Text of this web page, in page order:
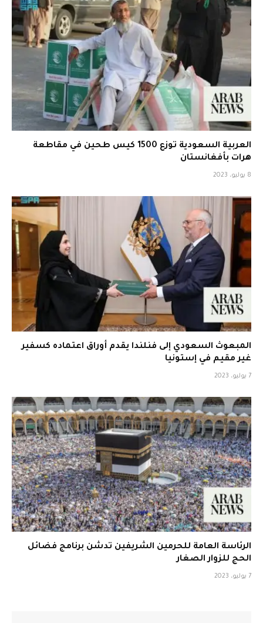
العربية السعودية توزع 1500 كيس طحين في مقاطعة
هرات بأفغانستان
8 يوليو، 2023
المبعوث السعودي إلى فنلندا يقدم أوراق اعتماده كسفير
غير مقيم في إستونيا
7 يوليو، 2023
الرئاسة العامة للحرمين الشريفين تدشن برنامج فضائل
الحج للزوار الصغار
7 يوليو، 2023